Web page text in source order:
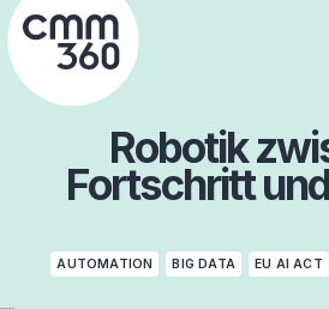
Skip
to
content
Robotik
Fortschritt
AUTOMATION BIG DATA EU AI ACT